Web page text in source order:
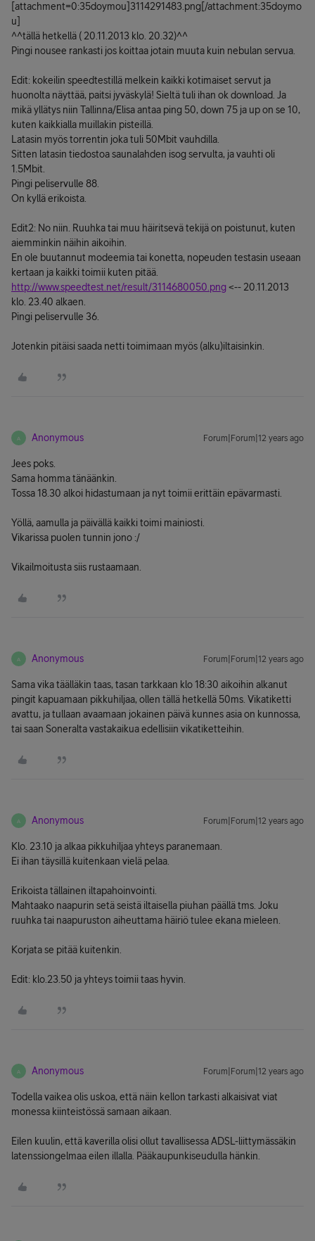
[attachment=0:35doymou] 3114291483.png [/attachment:35doymo
u]
^^tällä hetkellä ( 20.11.2013 klo. 20.32)^^
Pingi nousee rankasti jos koittaa jotain muuta kuin nebulan servua.
Edit: kokeilin speedtestillä melkein kaikki kotimaiset servut ja
huonolta näyttää, paitsi jyväskylä! Sieltä tuli ihan ok download. Ja
mikä yllätys niin Tallinna/Elisa antaa ping 50, down 75 ja up on se 10,
kuten kaikkialla muillakin pisteillä.
Latasin myös torrentin joka tuli 50Mbit vauhdilla.
Sitten latasin tiedostoa saunalahden isog servulta, ja vauhti oli
1.5Mbit.
Pingi peliservulle 88.
On kyllä erikoista.
Edit2: No niin. Ruuhka tai muu häiritsevä tekijä on poistunut, kuten
aiemminkin näihin aikoihin.
En ole buutannut modeemia tai konetta, nopeuden testasin useaan
kertaan ja kaikki toimii kuten pitää.
http://www.speedtest.net/result/3114680050.png<-- 20.11.2013
klo. 23.40 alkaen.
Pingi peliservulle 36.
Jotenkin pitäisi saada netti toimimaan myös (alku)iltaisinkin.
A Anonymous Forum|Forum|12 years ago
Jees poks.
Sama homma tänäänkin.
Tossa 18.30 alkoi hidastumaan ja nyt toimii erittäin epävarmasti.
Yöllä, aamulla ja päivällä kaikki toimi mainiosti.
Vikarissa puolen tunnin jono :/
Vikailmoitusta siis rustaamaan.
A Anonymous Forum|Forum|12 years ago
Sama vika täälläkin taas, tasan tarkkaan klo 18:30 aikoihin alkanut
pingit kapuamaan pikkuhiljaa, ollen tällä hetkellä 50ms. Vikatiketti
avattu, ja tullaan avaamaan jokainen päivä kunnes asia on kunnossa,
tai saan Soneralta vastakaikua edellisiin vikatiketteihin.
A Anonymous Forum|Forum|12 years ago
Klo. 23.10 ja alkaa pikkuhiljaa yhteys paranemaan.
Ei ihan täysillä kuitenkaan vielä pelaa.
Erikoista tällainen iltapahoinvointi.
Mahtaako naapurin setä seistä iltaisella piuhan päällä tms. Joku
ruuhka tai naapuruston aiheuttama häiriö tulee ekana mieleen.
Korjata se pitää kuitenkin.
Edit: klo.23.50 ja yhteys toimii taas hyvin.
A Anonymous Forum|Forum|12 years ago
Todella vaikea olis uskoa, että näin kellon tarkasti alkaisivat viat
monessa kiinteistössä samaan aikaan.
Eilen kuulin, että kaverilla olisi ollut tavallisessa ADSL-liittymässäkin
latenssiongelmaa eilen illalla. Pääkaupunkiseudulla hänkin.